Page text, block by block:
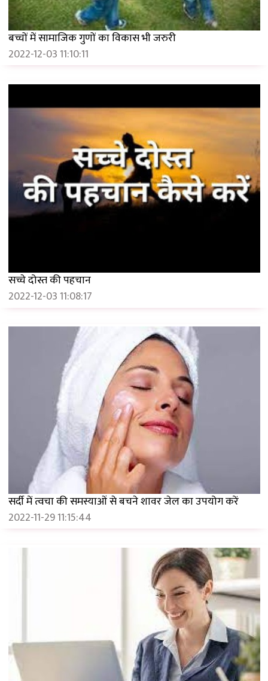
बच्चों में सामाजिक गुणों का विकास भी जरुरी
2022-12-03 11:10:11
सच्चे दोस्त की पहचान
2022-12-03 11:08:17
सर्दी में त्वचा की समस्याओं से बचने शावर जेल का उपयोग करें
2022-11-29 11:15:44